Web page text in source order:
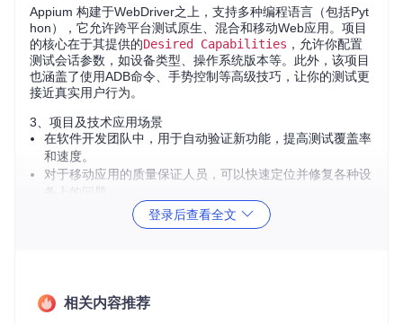
Appium 构建于WebDriver之上，支持多种编程语言（包括Pyt
hon），它允许跨平台测试原生、混合和移动Web应用。项目
的核心在于其提供的Desired Capabilities ，允许你配置
测试会话参数，如设备类型、操作系统版本等。此外，该项目
也涵盖了使用ADB命令、手势控制等高级技巧，让你的测试更
接近真实用户行为。
3、项目及技术应用场景
在软件开发团队中，用于自动验证新功能，提高测试覆盖率
和速度。
对于移动应用的质量保证人员，可以快速定位并修复各种设
备上的问题。
教育领域，作为教学材料教授自动化测试原理和技术。
vaScript等多种编程语言编写测试脚本。
直观的Appium Desktop界面
登录后查看全文
相关内容推荐